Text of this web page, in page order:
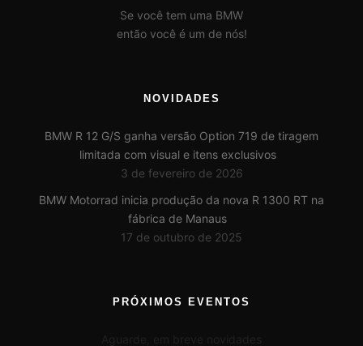
Se você tem uma BMW
então você é um de nós!
NOVIDADES
BMW R 12 G/S ganha versão Option 719 de tiragem
limitada com visual e itens exclusivos
3 de fevereiro de 2026
BMW Motorrad inicia produção da nova R 1300 RT na
fábrica de Manaus
17 de outubro de 2025
PRÓXIMOS EVENTOS